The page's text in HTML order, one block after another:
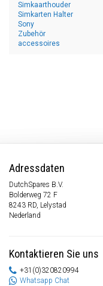
Simkaarthouder
Simkarten Halter
Sony
Zubehör
accessoires
Adressdaten
DutchSpares B.V.
Bolderweg 72 F
8243 RD, Lelystad
Nederland
Kontaktieren Sie uns
+31(0)320820994
Whatsapp Chat